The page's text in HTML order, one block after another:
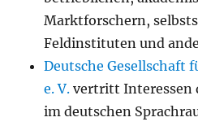
Marktforschern,
Feldinstituten und
Deutsche Gesellschaft
e. V. vertritt Interessen
im deutschen